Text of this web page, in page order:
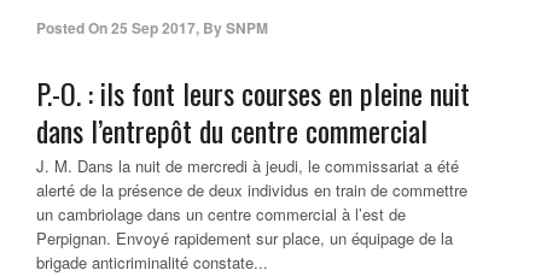
Posted On25 Sep 2017, BySNPM
P.-O. : ils font leurs courses en pleine nuit
dans l’entrepôt du centre commercial
J. M. Dans la nuit de mercredi à jeudi, le commissariat a été
alerté de la présence de deux individus en train de commettre
un cambriolage dans un centre commercial à l’est de
Perpignan. Envoyé rapidement sur place, un équipage de la
brigade anticriminalité constate...